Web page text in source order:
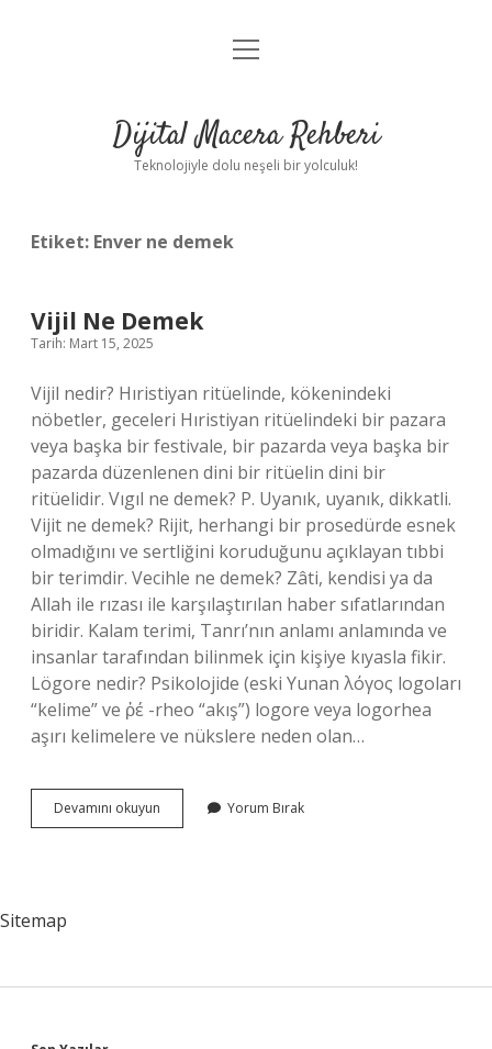
Anasayfa
Yasal Uyarı
menüyü
Dijital Macera Rehberi
Teknolojiyle dolu neşeli bir yolculuk!
Etiket: Enver ne demek
Vijil Ne Demek
Tarih: Mart 15, 2025
Vijil nedir? Hıristiyan ritüelinde, kökenindeki
nöbetler, geceleri Hıristiyan ritüelindeki bir pazara
veya başka bir festivale, bir pazarda veya başka bir
pazarda düzenlenen dini bir ritüelin dini bir
ritüelidir. Vıgıl ne demek? P. Uyanık, uyanık, dikkatli.
Vijit ne demek? Rijit, herhangi bir prosedürde esnek
olmadığını ve sertliğini koruduğunu açıklayan tıbbi
bir terimdir. Vecihle ne demek? Zâti, kendisi ya da
Allah ile rızası ile karşılaştırılan haber sıfatlarından
biridir. Kalam terimi, Tanrı’nın anlamı anlamında ve
insanlar tarafından bilinmek için kişiye kıyasla fikir.
Lögore nedir? Psikolojide (eski Yunan λόγος logoları
“kelime” ve ῥέ -rheo “akış”) logore veya logorhea
aşırı kelimelere ve nükslere neden olan…
Devamını okuyun
Ne
Yorum Bırak
Sitemap